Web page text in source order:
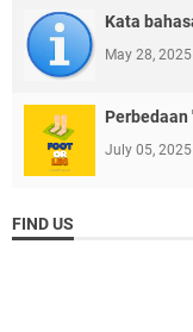
Kata
May 28, 2025
Perbedaan
July 05, 2025
FIND US